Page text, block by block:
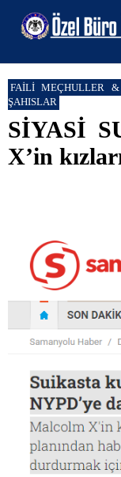
FAİLİ MEÇHULLER
ŞAHISLAR
SİYASİ
X’in